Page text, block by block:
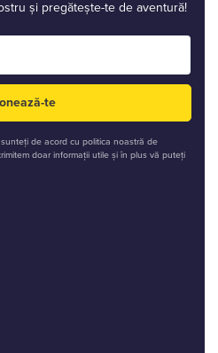
și pregătește-te de aventură!
te
de acord cu politica noastră de
doar informații utile și în plus vă puteți